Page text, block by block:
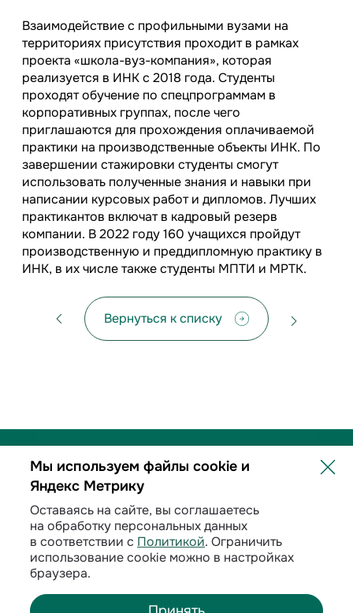
Взаимодействие с профильными вузами на
территориях присутствия проходит в рамках
проекта «школа-вуз-компания», которая
реализуется в ИНК с 2018 года. Студенты
проходят обучение по спецпрограммам в
корпоративных группах, после чего
приглашаются для прохождения оплачиваемой
практики на производственные объекты ИНК. По
завершении стажировки студенты смогут
использовать полученные знания и навыки при
написании курсовых работ и дипломов. Лучших
практикантов включат в кадровый резерв
компании. В 2022 году 160 учащихся пройдут
производственную и преддипломную практику в
ИНК, в их числе также студенты МПТИ и МРТК.
Вернуться к списку
Политика обработки персональных данных
Договорные условия
Раскрытие информации
Мы используем файлы cookie и
Яндекс Метрику
Оставаясь на сайте, вы соглашаетесь
на обработку персональных данных
в соответствии с Политикой. Ограничить
использование cookie можно в настройках
браузера.